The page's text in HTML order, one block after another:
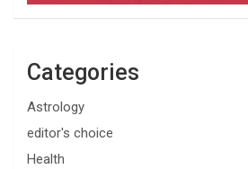
Categories
Astrology
editor's choice
Health